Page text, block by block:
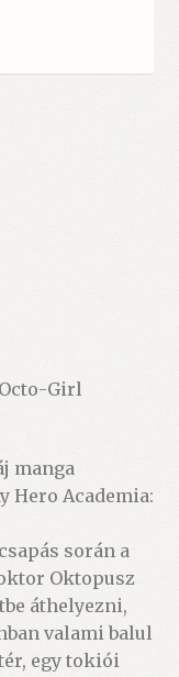
Girl
manga
Hero Academia:
során a
Oktopusz
áthelyezni,
valami balul
egy tokiói